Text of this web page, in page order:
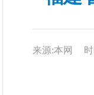
来源:本网